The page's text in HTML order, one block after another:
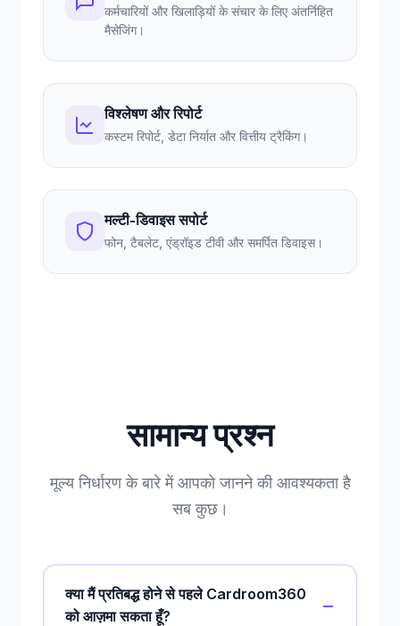
कर्मचारियों और खिलाड़ियों के संचार के लिए अंतर्निहित
मैसेजिंग।
विश्लेषण और रिपोर्ट
कस्टम रिपोर्ट, डेटा निर्यात और वित्तीय ट्रैकिंग।
मल्टी-डिवाइस सपोर्ट
फोन, टैबलेट, एंड्रॉइड टीवी और समर्पित डिवाइस।
सामान्य प्रश्न
मूल्य निर्धारण के बारे में आपको जानने की आवश्यकता है
सब कुछ।
क्या मैं प्रतिबद्ध होने से पहले Cardroom360
को आज़मा सकता हूँ?